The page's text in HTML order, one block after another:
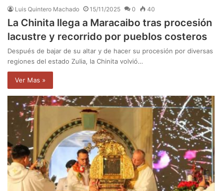
Luis Quintero Machado 15/11/2025 0 40
La Chinita llega a Maracaibo tras procesión
lacustre y recorrido por pueblos costeros
Después de bajar de su altar y de hacer su procesión por diversas
regiones del estado Zulia, la Chinita volvió…
Ver Mas »